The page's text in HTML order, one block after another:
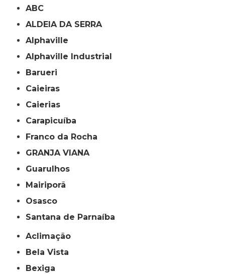
ABC
ALDEIA DA SERRA
Alphaville
Alphaville Industrial
Barueri
Caieiras
Caierias
Carapicuíba
Franco da Rocha
GRANJA VIANA
Guarulhos
Mairiporã
Osasco
Santana de Parnaíba
Aclimação
Bela Vista
Bexiga